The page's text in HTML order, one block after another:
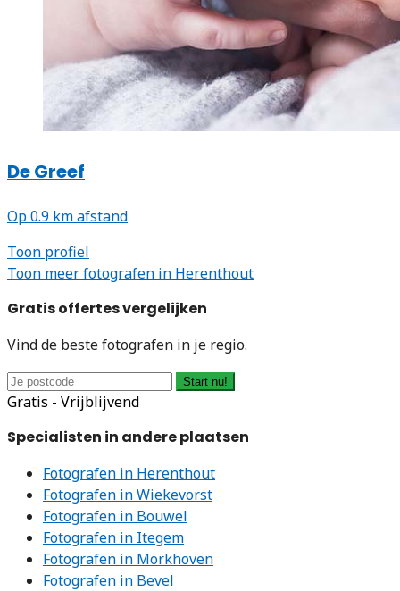
De Greef
Op 0.9 km afstand
Toon profiel
Toon meer fotografen in Herenthout
Gratis offertes vergelijken
Vind de beste fotografen in je regio.
Start nu!
Gratis - Vrijblijvend
Specialisten in andere plaatsen
Fotografen in Herenthout
Fotografen in Wiekevorst
Fotografen in Bouwel
Fotografen in Itegem
Fotografen in Morkhoven
Fotografen in Bevel